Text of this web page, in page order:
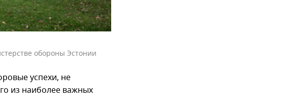
обороны Эстонии
успехи, не
из наиболее важных